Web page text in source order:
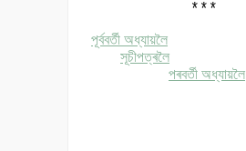
***
পূৰ্ববৰ্তী অধ্যায়লৈ
সূচীপত্ৰলৈ
পৰবৰ্তী অধ্যায়লৈ